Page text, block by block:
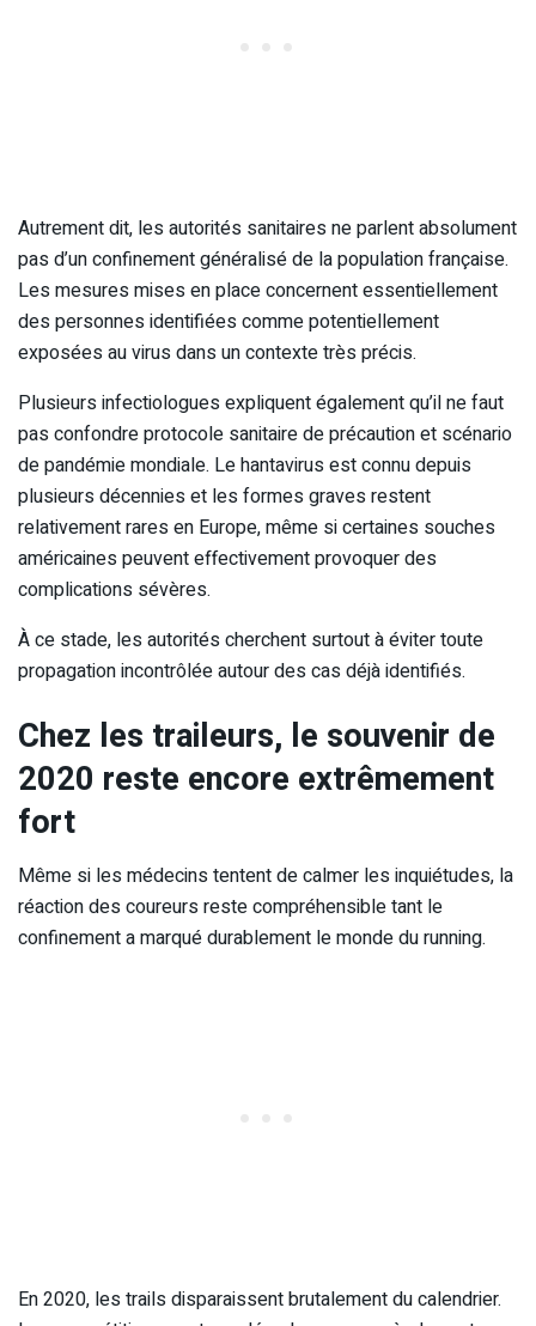
Autrement dit, les autorités sanitaires ne parlent absolument
pas d’un confinement généralisé de la population française.
Les mesures mises en place concernent essentiellement
des personnes identifiées comme potentiellement
exposées au virus dans un contexte très précis.
Plusieurs infectiologues expliquent également qu’il ne faut
pas confondre protocole sanitaire de précaution et scénario
de pandémie mondiale. Le hantavirus est connu depuis
plusieurs décennies et les formes graves restent
relativement rares en Europe, même si certaines souches
américaines peuvent effectivement provoquer des
complications sévères.
À ce stade, les autorités cherchent surtout à éviter toute
propagation incontrôlée autour des cas déjà identifiés.
Chez les traileurs, le souvenir de
2020 reste encore extrêmement
fort
Même si les médecins tentent de calmer les inquiétudes, la
réaction des coureurs reste compréhensible tant le
confinement a marqué durablement le monde du running.
En 2020, les trails disparaissent brutalement du calendrier.